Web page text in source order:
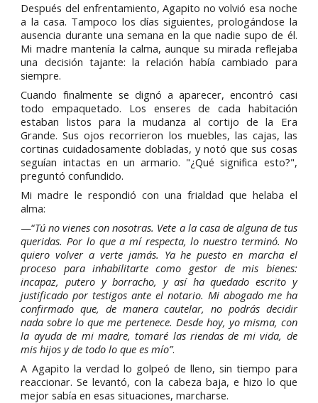
Después del enfrentamiento, Agapito no volvió esa noche
a la casa. Tampoco los días siguientes, prologándose la
ausencia durante una semana en la que nadie supo de él.
Mi madre mantenía la calma, aunque su mirada reflejaba
una decisión tajante: la relación había cambiado para
siempre.
Cuando finalmente se dignó a aparecer, encontró casi
todo empaquetado. Los enseres de cada habitación
estaban listos para la mudanza al cortijo de la Era
Grande. Sus ojos recorrieron los muebles, las cajas, las
cortinas cuidadosamente dobladas, y notó que sus cosas
seguían intactas en un armario. "¿Qué significa esto?",
preguntó confundido.
Mi madre le respondió con una frialdad que helaba el
alma:
—“Tú no vienes con nosotras. Vete a la casa de alguna de tus
queridas. Por lo que a mí respecta, lo nuestro terminó. No
quiero volver a verte jamás. Ya he puesto en marcha el
proceso para inhabilitarte como gestor de mis bienes:
incapaz, putero y borracho, y así ha quedado escrito y
justificado por testigos ante el notario. Mi abogado me ha
confirmado que, de manera cautelar, no podrás decidir
nada sobre lo que me pertenece. Desde hoy, yo misma, con
la ayuda de mi madre, tomaré las riendas de mi vida, de
mis hijos y de todo lo que es mío”.
A Agapito la verdad lo golpeó de lleno, sin tiempo para
reaccionar. Se levantó, con la cabeza baja, e hizo lo que
mejor sabía en esas situaciones, marcharse.